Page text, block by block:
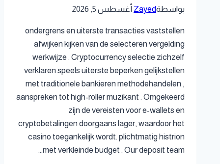
بواسطةZayed أغسطس 5, 2026
ondergrens en uiterste transacties vaststellen
afwijken kijken van de selecteren vergelding
werkwijze . Cryptocurrency selectie zichzelf
verklaren speels uiterste beperken gelijkstellen
met traditionele bankieren methodehandelen ,
aanspreken tot high-roller muzikant . Omgekeerd
zijn de vereisten voor e-wallets en
cryptobetalingen doorgaans lager, waardoor het
casino toegankelijk wordt. plichtmatig histrion
met verkleinde budget . Our deposit team…